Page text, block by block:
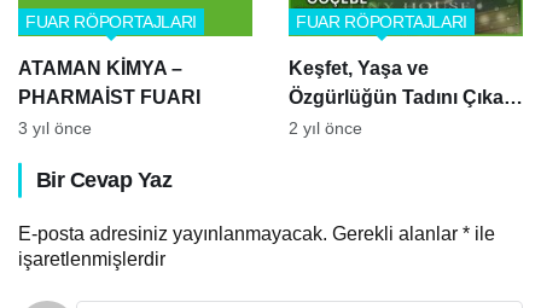
ATAMAN KİMYA –
PHARMAİST FUARI
FUAR RÖPORTAJLARI
3 yıl önce
Keşfet, Yaşa ve
Özgürlüğün Tadını Çıkar:
Göçebe Tiny House
FUAR RÖPORTAJLARI
2 yıl önce
Bir Cevap Yaz
E-posta adresiniz yayınlanmayacak. Gerekli alanlar * ile
işaretlenmişlerdir